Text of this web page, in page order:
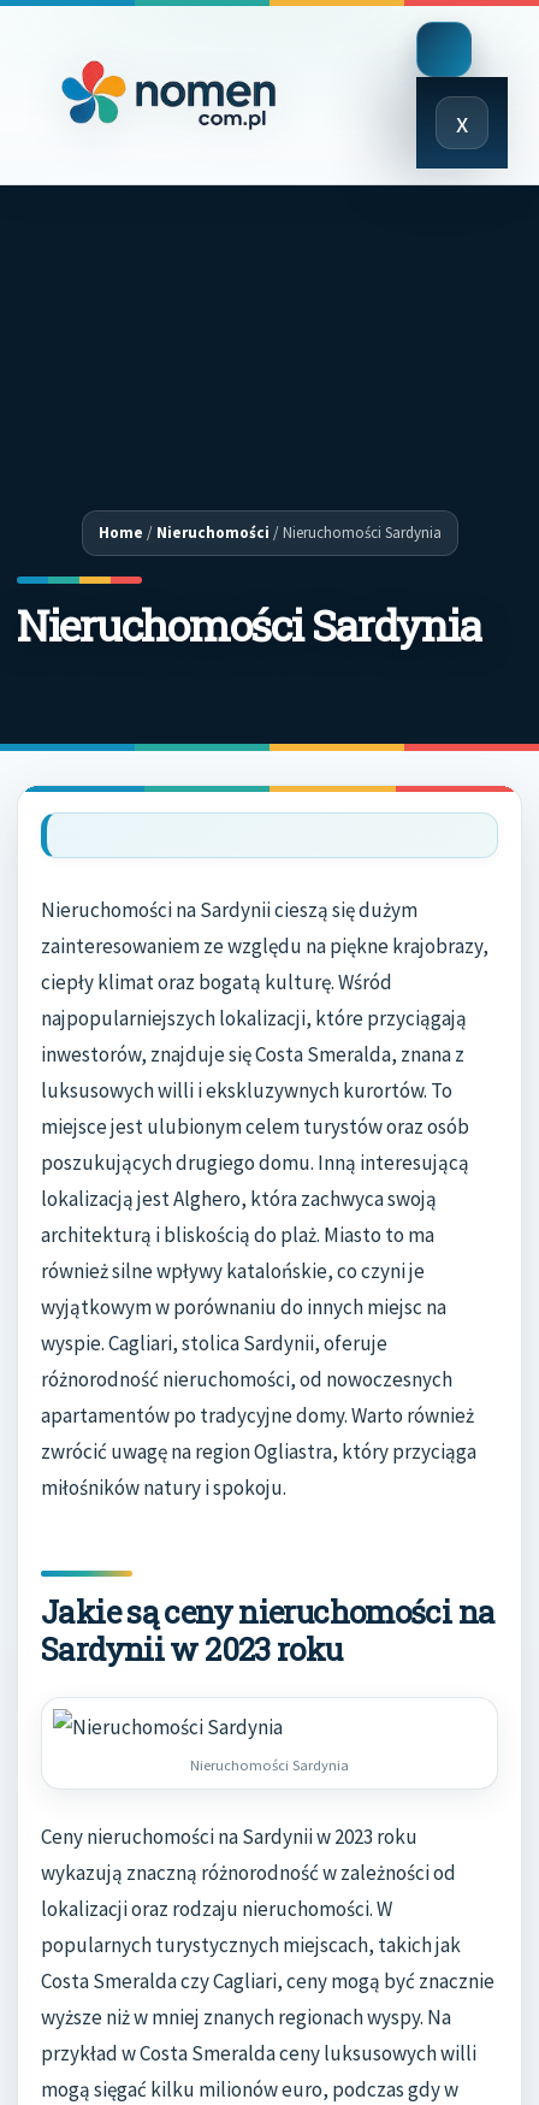
x
Close
Menu
Home / Nieruchomości /Nieruchomości Sardynia
Nieruchomości Sardynia
Nieruchomości na Sardynii cieszą się dużym
zainteresowaniem ze względu na piękne krajobrazy,
ciepły klimat oraz bogatą kulturę. Wśród
najpopularniejszych lokalizacji, które przyciągają
inwestorów, znajduje się Costa Smeralda, znana z
luksusowych willi i ekskluzywnych kurortów. To
miejsce jest ulubionym celem turystów oraz osób
poszukujących drugiego domu. Inną interesującą
lokalizacją jest Alghero, która zachwyca swoją
architekturą i bliskością do plaż. Miasto to ma
również silne wpływy katalońskie, co czyni je
wyjątkowym w porównaniu do innych miejsc na
wyspie. Cagliari, stolica Sardynii, oferuje
różnorodność nieruchomości, od nowoczesnych
apartamentów po tradycyjne domy. Warto również
zwrócić uwagę na region Ogliastra, który przyciąga
miłośników natury i spokoju.
Jakie są ceny nieruchomości na
Sardynii w 2023 roku
Nieruchomości Sardynia
Ceny nieruchomości na Sardynii w 2023 roku
wykazują znaczną różnorodność w zależności od
lokalizacji oraz rodzaju nieruchomości. W
popularnych turystycznych miejscach, takich jak
Costa Smeralda czy Cagliari, ceny mogą być znacznie
wyższe niż w mniej znanych regionach wyspy. Na
przykład w Costa Smeralda ceny luksusowych willi
mogą sięgać kilku milionów euro, podczas gdy w